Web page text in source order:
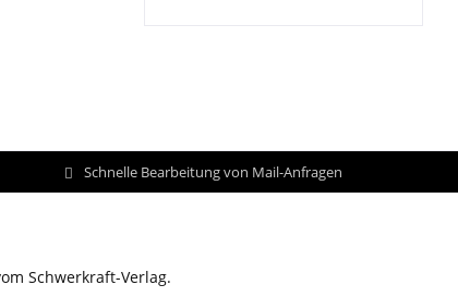
Schnelle Bearbeitung von Mail-Anfragen
Schwerkraft-Verlag.